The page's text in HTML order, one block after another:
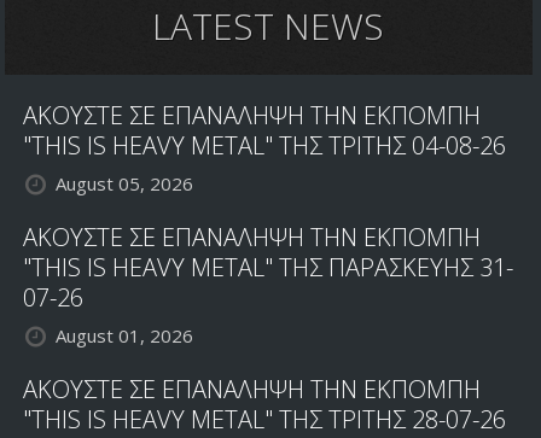
LATEST NEWS
ΑΚΟΥΣΤΕ ΣΕ ΕΠΑΝΑΛΗΨΗ ΤΗΝ ΕΚΠΟΜΠΗ
"THIS IS HEAVY METAL" ΤΗΣ ΤΡΙΤΗΣ 04-08-26
August 05, 2026
ΑΚΟΥΣΤΕ ΣΕ ΕΠΑΝΑΛΗΨΗ ΤΗΝ ΕΚΠΟΜΠΗ
"THIS IS HEAVY METAL" ΤΗΣ ΠΑΡΑΣΚΕΥΗΣ 31-
07-26
August 01, 2026
ΑΚΟΥΣΤΕ ΣΕ ΕΠΑΝΑΛΗΨΗ ΤΗΝ ΕΚΠΟΜΠΗ
"THIS IS HEAVY METAL" ΤΗΣ ΤΡΙΤΗΣ 28-07-26